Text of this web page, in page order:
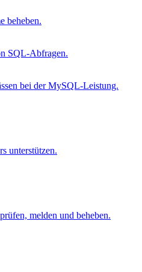
beheben.
SQL-Abfragen.
bei der MySQL-Leistung.
unterstützen.
melden und beheben.